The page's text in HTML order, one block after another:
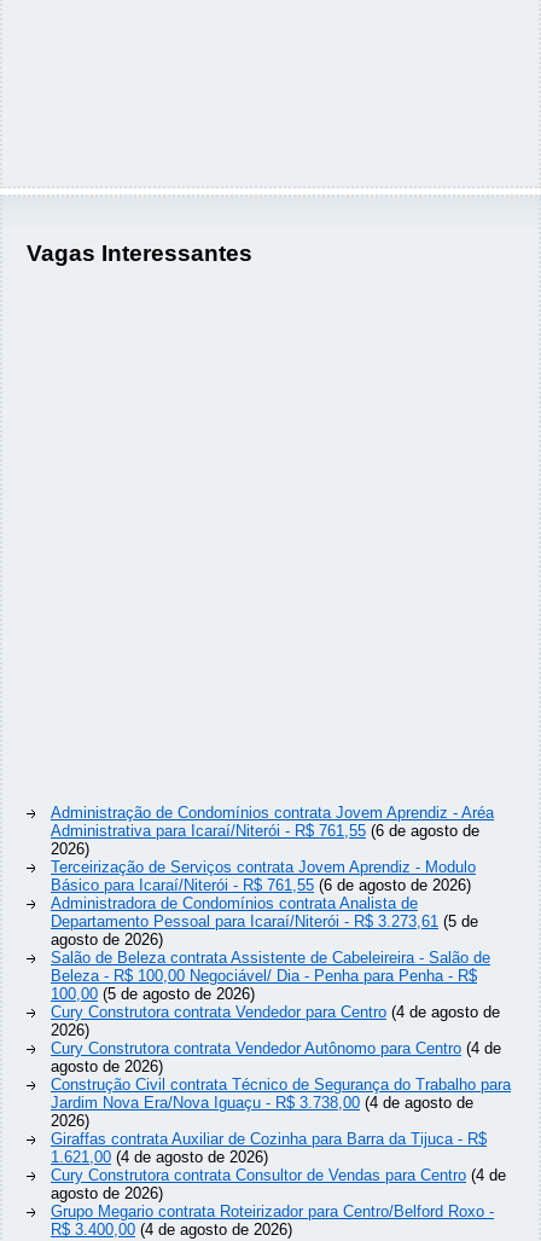
Vagas Interessantes
Administração de Condomínios contrata Jovem Aprendiz - Aréa
Administrativa para Icaraí/Niterói - R$ 761,55 (6 de agosto de
2026)
Terceirização de Serviços contrata Jovem Aprendiz - Modulo
Básico para Icaraí/Niterói - R$ 761,55 (6 de agosto de 2026)
Administradora de Condomínios contrata Analista de
Departamento Pessoal para Icaraí/Niterói - R$ 3.273,61 (5 de
agosto de 2026)
Salão de Beleza contrata Assistente de Cabeleireira - Salão de
Beleza - R$ 100,00 Negociável/ Dia - Penha para Penha - R$
100,00 (5 de agosto de 2026)
Cury Construtora contrata Vendedor para Centro (4 de agosto de
2026)
Cury Construtora contrata Vendedor Autônomo para Centro (4 de
agosto de 2026)
Construção Civil contrata Técnico de Segurança do Trabalho para
Jardim Nova Era/Nova Iguaçu - R$ 3.738,00 (4 de agosto de
2026)
Giraffas contrata Auxiliar de Cozinha para Barra da Tijuca - R$
1.621,00 (4 de agosto de 2026)
Cury Construtora contrata Consultor de Vendas para Centro (4 de
agosto de 2026)
Grupo Megario contrata Roteirizador para Centro/Belford Roxo -
R$ 3.400,00 (4 de agosto de 2026)